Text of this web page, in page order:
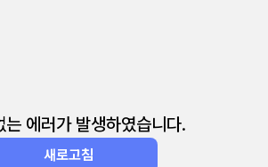
는 에러가 발생하였습니다.
새로고침